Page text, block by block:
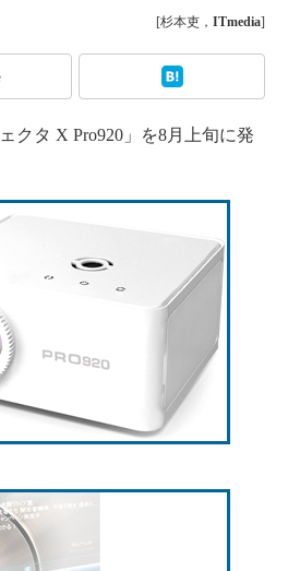
[杉本吏， ITmedia]
タ X Pro920」を8月上旬に発